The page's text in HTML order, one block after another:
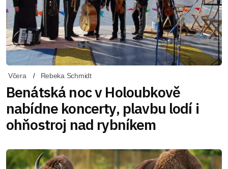
Včera Rebeka Schmidt
Benátská noc v Holoubkově
nabídne koncerty, plavbu lodí i
ohňostroj nad rybníkem